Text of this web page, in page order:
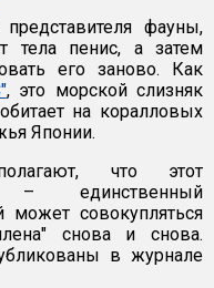
фауны,
тела пенис, а затем
его заново. Как
, это морской слизняк
на коралловых
Японии.
что этот
– единственный
может совокупляться
снова и снова.
в журнале